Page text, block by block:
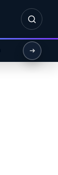
Otvori